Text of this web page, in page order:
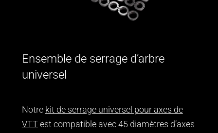
Ensemble de serrage d’arbre
universel
Notre kit de serrage universel pour axes de
VTTest compatible avec 45 diamètres d’axes